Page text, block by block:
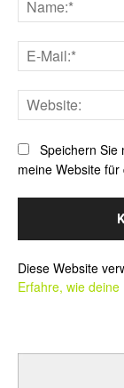
Speichern Sie
meine Website
Diese Website
Erfahre, wie